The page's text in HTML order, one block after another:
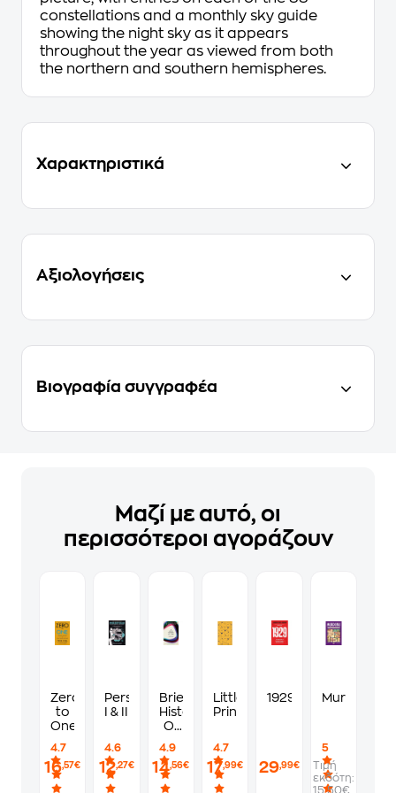
constellations and a monthly sky guide
showing the night sky as it appears
throughout the year as viewed from both
the northern and southern hemispheres.
Χαρακτηριστικά
Αξιολογήσεις
Βιογραφία συγγραφέα
Μαζί με αυτό, οι
περισσότεροι αγοράζουν
Zero
to
One
4.7
16,57€
Persepolis
I & II
4.6
12,27€
Brief
History
Of
4.9
14,56€
Little
Prince
4.7
17,99€
1929
29,99€
Murdoku
5
Τιμή
εκδότη:
15.50€